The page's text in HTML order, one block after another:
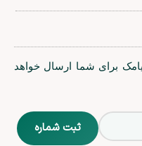
برای شما ارسال خواهد